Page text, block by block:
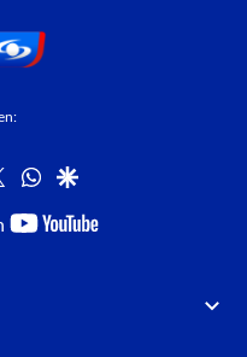
twitterwhatsapp
google
youtube-